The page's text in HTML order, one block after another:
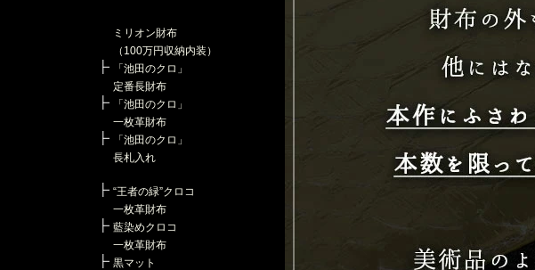
ミリオン財布
（100万円収納内装）
「池田のクロ」
定番長財布
「池田のクロ」
一枚革財布
「池田のクロ」
長札入れ
“王者の緑”クロコ
一枚革財布
藍染めクロコ
一枚革財布
黒マット